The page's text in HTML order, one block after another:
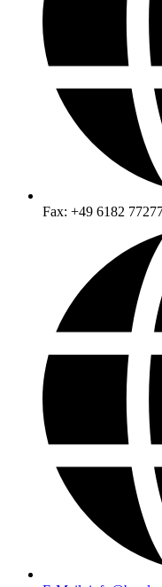
Fax: +49 6182